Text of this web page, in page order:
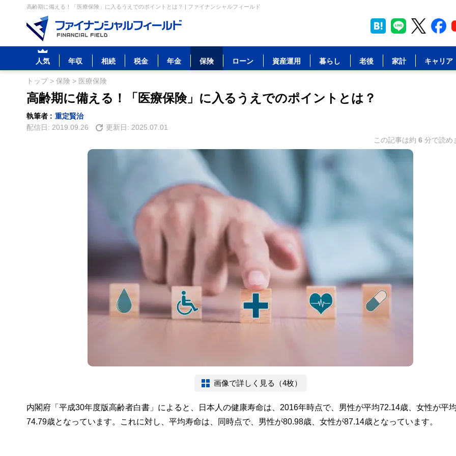
高齢期に備える！「医療保険」に入るうえでのポイントとは？ | ファイナンシャルフィールド
人気 年収 相続 税金 年金 保険 ローン 資産運用 暮らし 老後 家計 キャリア
トップ> 保険 > 医療保険
高齢期に備える！「医療保険」に入るうえでのポイントとは？
執筆者 : 重定賢治
配信日: 2019.09.26 更新日: 2025.07.01
この記事は約 6 分で読め
画像で詳しく見る（4枚）
内閣府「平成30年度版高齢者白書」によると、日本人の健康寿命は、2016年時点で、男性が平均72.14歳、女性が平
74.79歳となっています。これに対し、平均寿命は、同時点で、男性が80.98歳、女性が87.14歳となっています。